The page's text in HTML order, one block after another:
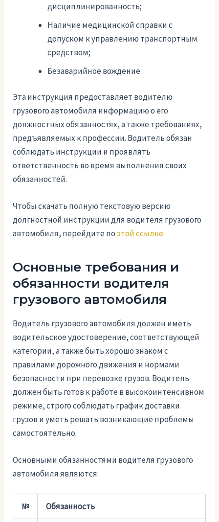
дисциплинированность;
Наличие медицинской справки с
допуском к управлению транспортным
средством;
Безаварийное вождение.
Эта инструкция предоставляет водителю
грузового автомобиля информацию о его
должностных обязанностях, а также требованиях,
предъявляемых к профессии. Водитель обязан
соблюдать инструкции и проявлять
ответственность во время выполнения своих
обязанностей.
Чтобы скачать полную текстовую версию
долгностной инструкции для водителя грузового
автомобиля, перейдите поэтой ссылке.
Основные требования и
обязанности водителя
грузового автомобиля
Водитель грузового автомобиля должен иметь
водительское удостоверение, соответствующей
категории, а также быть хорошо знаком с
правилами дорожного движения и нормами
безопасности при перевозке грузов. Водитель
должен быть готов к работе в высокоинтенсивном
режиме, строго соблюдать график доставки
грузов и уметь решать возникающие проблемы
самостоятельно.
Основными обязанностями водителя грузового
автомобиля являются:
№ Обязанность